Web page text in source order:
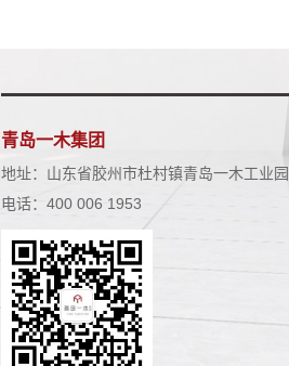
青岛一木集团
地址：山东省胶州市杜村镇青岛一木工业园
电话：400 006 1953